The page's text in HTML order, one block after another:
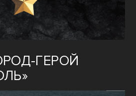
ГЕРОЙ